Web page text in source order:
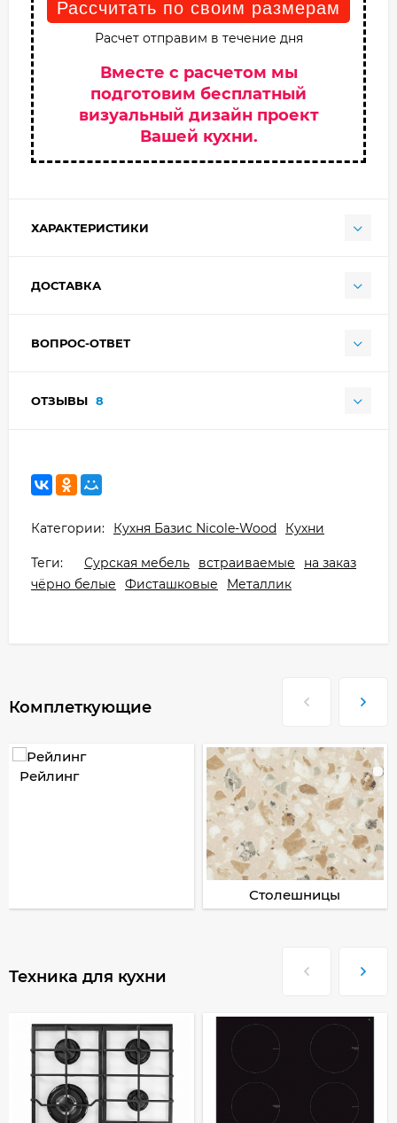
Рассчитать по своим размерам
Расчет отправим в течение дня
Вместе с расчетом мы
подготовим бесплатный
визуальный дизайн проект
Вашей кухни.
ХАРАКТЕРИСТИКИ
ДОСТАВКА
ВОПРОС-ОТВЕТ
ОТЗЫВЫ 8
Категории: Кухня Базис Nicole-Wood Кухни
Теги: Сурская мебель встраиваемые
на заказ
чёрно белые
Фисташковые Металлик
Комплеткующие
Рейлинг
Столешницы
Техника для кухни